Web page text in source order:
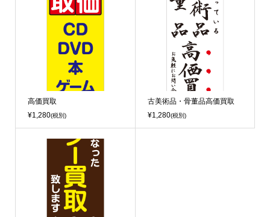
高価買取
¥1,280(税別)
古美術品・骨董品高価買取
¥1,280(税別)